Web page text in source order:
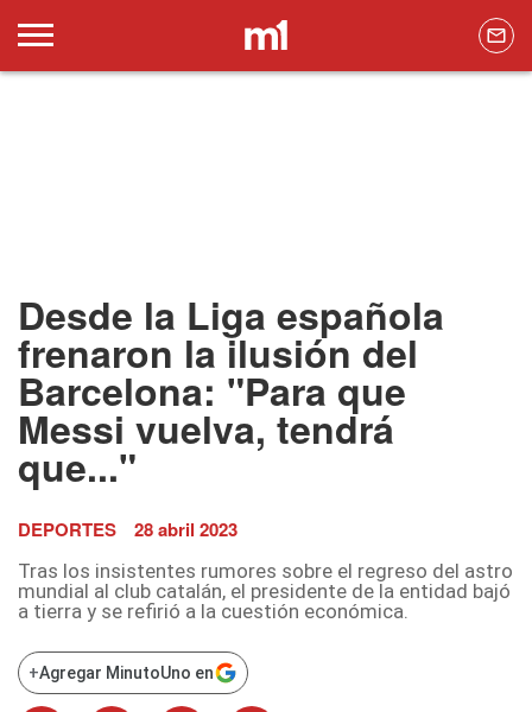
Desde la Liga española
frenaron la ilusión del
Barcelona: "Para que
Messi vuelva, tendrá
que..."
DEPORTES 28 abril 2023
Tras los insistentes rumores sobre el regreso del astro
mundial al club catalán, el presidente de la entidad bajó
a tierra y se refirió a la cuestión económica.
+Agregar MinutoUno en